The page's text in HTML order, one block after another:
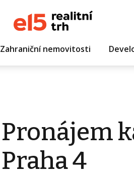
Zahraniční nemovitosti
Pronájem
Praha 4